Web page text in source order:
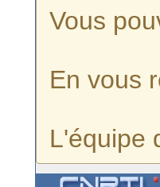
Vous
En vous
L'équipe